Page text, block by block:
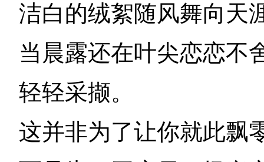
洁白的绒絮随风舞向天
当晨露还在叶尖恋恋不
轻轻采撷。
这并非为了让你就此飘